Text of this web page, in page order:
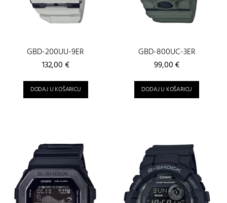
GBD-200UU-9ER
132,00€
DODAJ U KOŠARICU
GBD-800UC-3ER
99,00€
DODAJ U KOŠARICU